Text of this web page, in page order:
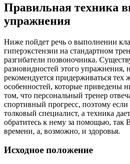
Правильная техника
упражнения
Ниже пойдет речь о выполнении
гиперэкстензии на стандартном
разгибатели позвоночника.
разновидностей этого упражнения,
рекомендуется придерживаться
особенностей, которые приведены
том, что персональный тренер
спортивный прогресс, поэтому
толковый специалист, а техника
обратитесь к нему за помощью, так
времени, а, возможно, и здоровья.
Исходное положение